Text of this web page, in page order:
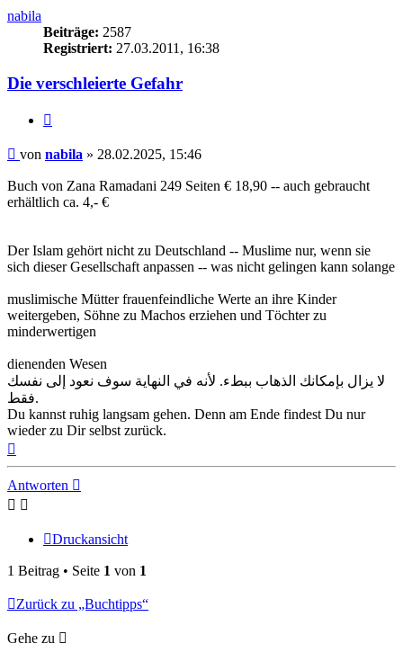
nabila
Beiträge: 2587
Registriert: 27.03.2011, 16:38
Die verschleierte Gefahr
Beitrag
von nabila » 28.02.2025, 15:46
Buch von Zana Ramadani 249 Seiten € 18,90 -- auch gebraucht
erhältlich ca. 4,- €
Der Islam gehört nicht zu Deutschland -- Muslime nur, wenn sie
sich dieser Gesellschaft anpassen -- was nicht gelingen kann solange
muslimische Mütter frauenfeindliche Werte an ihre Kinder
weitergeben, Söhne zu Machos erziehen und Töchter zu
minderwertigen
dienenden Wesen
لا يزال بإمكانك الذهاب ببطء. لأنه في النهاية سوف نعود إلى نفسك
فقط.
Du kannst ruhig langsam gehen. Denn am Ende findest Du nur
wieder zu Dir selbst zurück.
Antworten
Druckansicht
1 Beitrag • Seite 1 von 1
Zurück zu „Buchtipps“
Gehe zu